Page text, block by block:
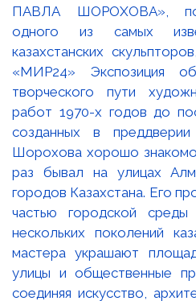
ПАВЛА ШОРОХОВА»,
одного из самых
казахстанских
«МИР24» Экспозиция
творческого пути
работ 1970-х годов до
созданных в
Шорохова хорошо
раз бывал на улицах
городов Казахстана. Его
частью городской
нескольких поколений
мастера украшают
улицы и общественные
соединяя искусство,